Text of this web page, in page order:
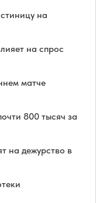
на
на спрос
матче
800 тысяч за
на дежурство в